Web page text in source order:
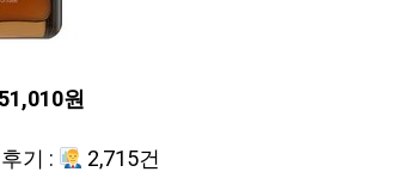
원
기 :
2,715건